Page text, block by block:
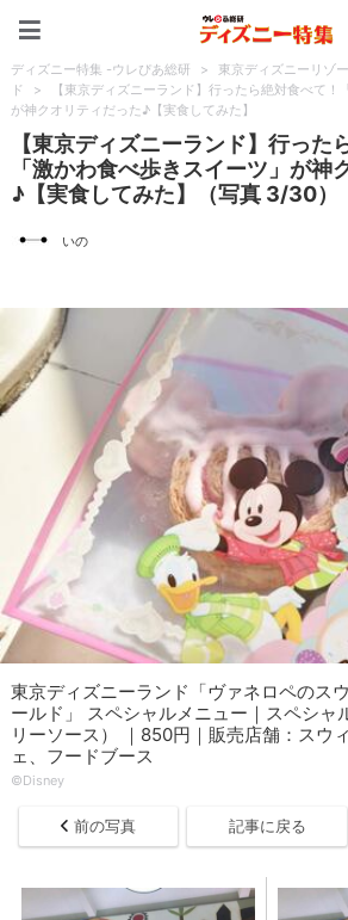
ディズニー特集 -ウレぴあ総研 > 東京ディズニーリゾ
ド
>
【東京ディズニーランド】行ったら絶対食べて！
が神クオリティだった♪【実食してみた】
【東京ディズニーランド】行った
「激かわ食べ歩きスイーツ」が神
♪【実食してみた】（写真 3/30）
いの
東京ディズニーランド「ヴァネロペのス
ールド」 スペシャルメニュー｜スペシャ
リーソース） ｜850円｜販売店舗：スウ
ェ、フードブース
©Disney
前の写真 記事に戻る